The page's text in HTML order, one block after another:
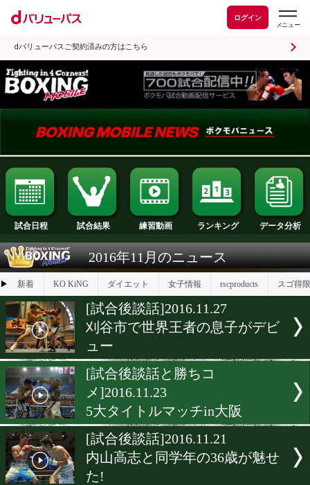
ログイン
dバリューパスご契約済みの方はこちら
試合日程 試合結果 練習動画 ランキング
2016年11月のニュース
▶ 新着 KO KiNG
[試合後談話]2016.11.27
刈谷市で世界王者の息子が
ュー
[試合後談話と勝ちコ